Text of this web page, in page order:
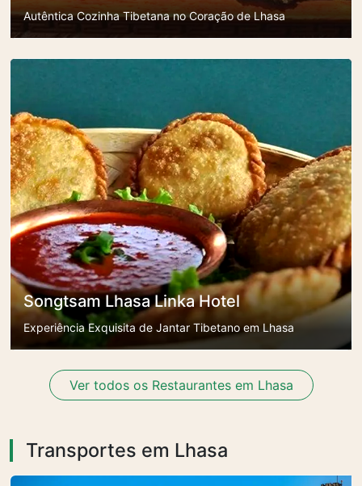
Autêntica Cozinha Tibetana no Coração de Lhasa
Songtsam Lhasa Linka Hotel
Experiência Exquisita de Jantar Tibetano em Lhasa
Ver todos os Restaurantes em Lhasa
Transportes em Lhasa